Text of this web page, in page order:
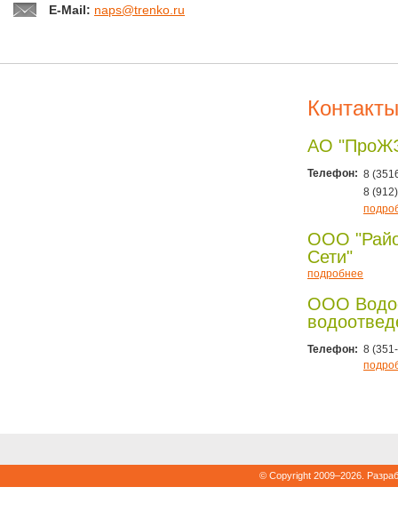
E-Mail: naps@trenko.ru
Контакты
АО
Телефон: 8
8
ООО
Сети"
подробнее
ООО
Телефон: 8
© Copyright 2009–2026.